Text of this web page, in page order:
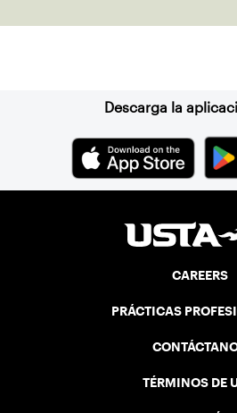
Descarga la
CAREERS
PRÁCTICAS
TÉRMINOS DE